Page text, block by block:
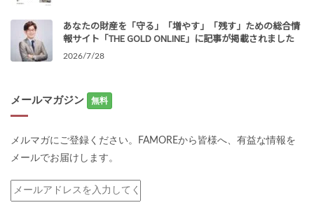
あなたの財産を「守る」「増やす」「残す」ための総合情
報サイト「THE GOLD ONLINE」に記事が掲載されました
2026/7/28
メールマガジン 無料
メルマガにご登録ください。FAMOREから皆様へ、有益な情報を
メールでお届けします。